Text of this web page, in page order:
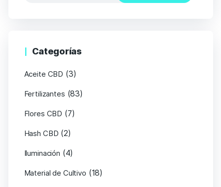
Categorías
Aceite CBD (3)
Fertilizantes (83)
Flores CBD (7)
Hash CBD (2)
Iluminación (4)
Material de Cultivo (18)